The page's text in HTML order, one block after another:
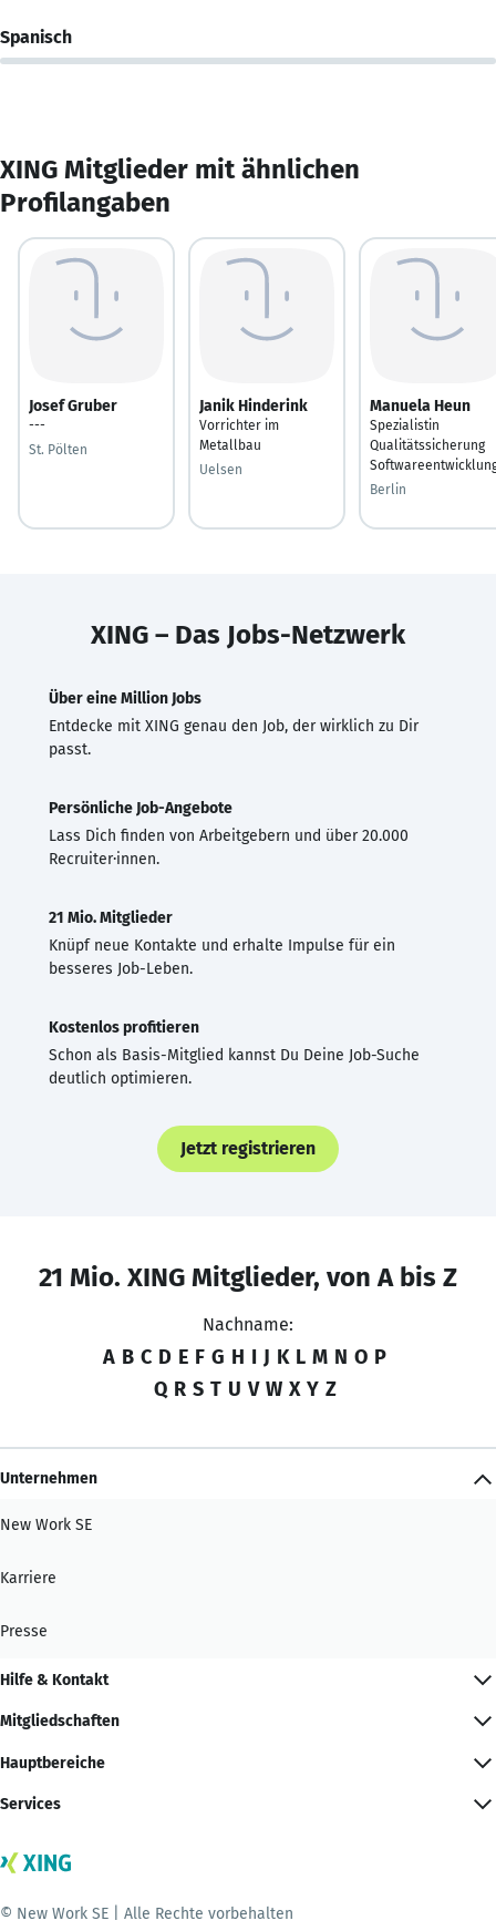
Spanisch
XING Mitglieder mit ähnlichen
Profilangaben
Josef Gruber
---
St. Pölten
Janik Hinderink
Vorrichter im
Metallbau
Uelsen
Manuela Heun
Spezialistin
Qualitätssicherung
Berlin
XING – Das Jobs-Netzwerk
Über eine Million Jobs
Entdecke mit XING genau den Job, der wirklich zu Dir
passt.
Persönliche Job-Angebote
Lass Dich finden von Arbeitgebern und über 20.000
Recruiter·innen.
21 Mio. Mitglieder
Knüpf neue Kontakte und erhalte Impulse für ein
besseres Job-Leben.
Kostenlos profitieren
Schon als Basis-Mitglied kannst Du Deine Job-Suche
deutlich optimieren.
Jetzt registrieren
21 Mio. XING Mitglieder, von A bis Z
Nachname:
A B C D E F G H I J K L M N O P
Q R S T U V W X Y Z
Unternehmen
New Work SE
Karriere
Presse
Hilfe & Kontakt
Mitgliedschaften
Hauptbereiche
Services
© New Work SE | Alle Rechte vorbehalten